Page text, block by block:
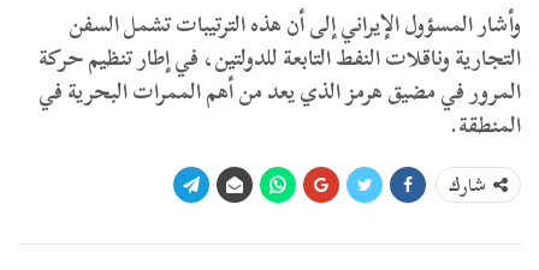
وأشار المسؤول الإيراني إلى أن هذه الترتيبات تشمل السفن
التجارية وناقلات النفط التابعة للدولتين، في إطار تنظيم حركة
المرور في مضيق هرمز الذي يعد من أهم الممرات البحرية في
المنطقة.
شارك